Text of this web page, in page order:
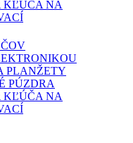
KĽÚČA NA
PLANŽETY
PÚZDRA
KĽÚČA NA